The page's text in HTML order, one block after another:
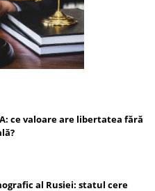
ce valoare are libertatea fără
al Rusiei: statul cere